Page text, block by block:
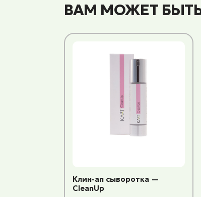
ВАМ МОЖЕТ
Клин-ап сыворотка —
CleanUp